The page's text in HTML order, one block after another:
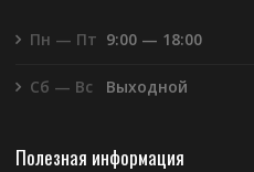
Пн — Пт 9:00 — 18:00
Сб — Вс Выходной
Полезная информация